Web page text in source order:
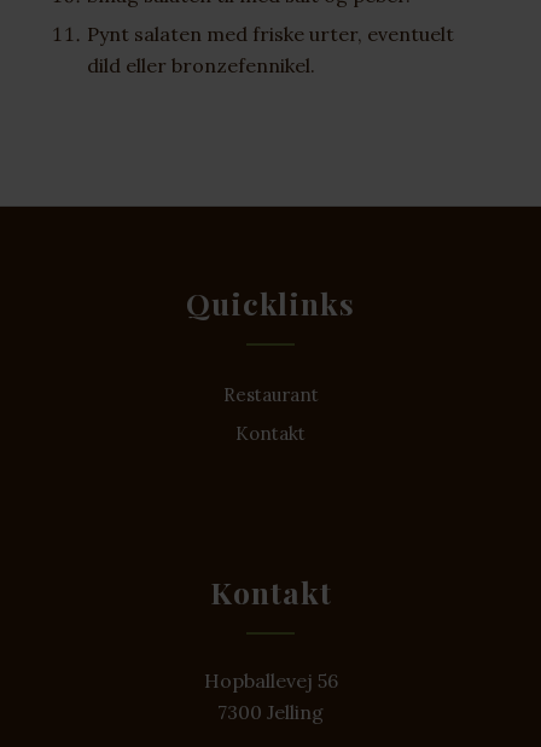
Pynt salaten med friske urter, eventuelt
dild eller bronzefennikel.
Quicklinks
Restaurant
Kontakt
Kontakt
Hopballevej 56
7300 Jelling